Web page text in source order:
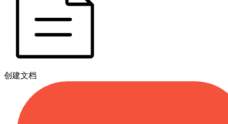
创建文档